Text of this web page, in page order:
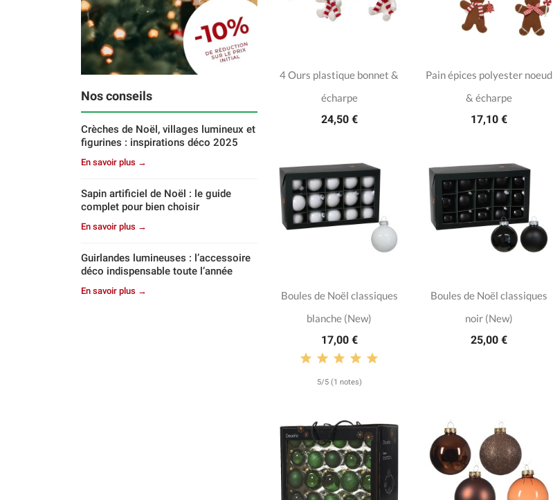
Nos conseils
Crèches de Noël, villages lumineux et
figurines : inspirations déco 2025
En savoir plus →
Sapin artificiel de Noël : le guide
complet pour bien choisir
En savoir plus →
Guirlandes lumineuses : l’accessoire
déco indispensable toute l’année
En savoir plus →
4 Ours plastique bonnet &
écharpe
24,50 €
Pain épices polyester noeud
& écharpe
17,10 €
Boules de Noël classiques
blanche (New)
17,00 €
5/5 (1 notes)
Boules de Noël classiques
noir (New)
25,00 €